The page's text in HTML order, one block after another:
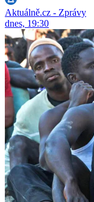
Aktuálně.cz - Zprávy
dnes, 19:30